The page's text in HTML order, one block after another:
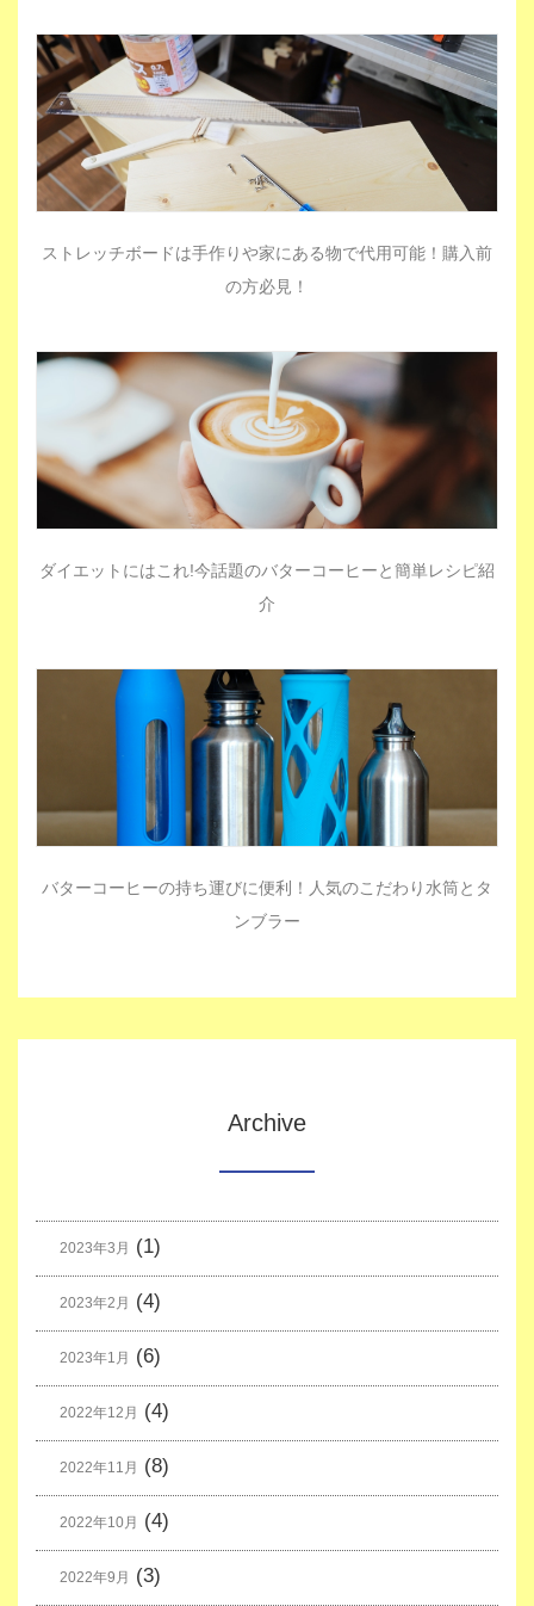
ストレッチボードは手作りや家にある物で代用可能！購入前
の方必見！
ダイエットにはこれ!今話題のバターコーヒーと簡単レシピ紹
介
バターコーヒーの持ち運びに便利！人気のこだわり水筒とタ
ンブラー
Archive
2023年3月 (1)
2023年2月 (4)
2023年1月 (6)
2022年12月 (4)
2022年11月 (8)
2022年10月 (4)
2022年9月 (3)